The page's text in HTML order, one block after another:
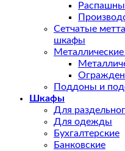
Сетчатые
шкафы
Поддоны и
Шкафы
Для
Для одежды
Бухгалтерские
Банковские